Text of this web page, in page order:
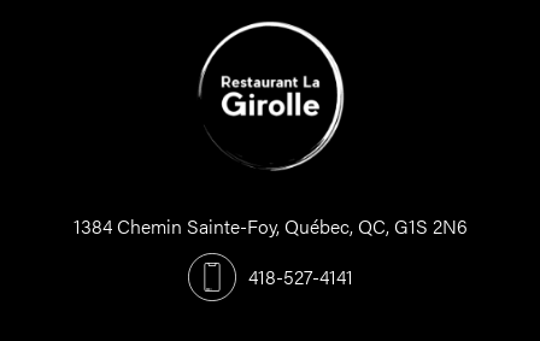
1384 Chemin Sainte-Foy, Québec, QC, G1S 2N6
418-527-4141